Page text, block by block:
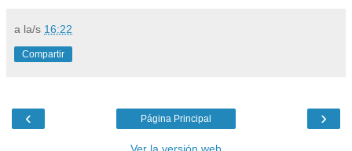
a la/s 16:22
Compartir
‹ ›
Página Principal
Ver la versión web